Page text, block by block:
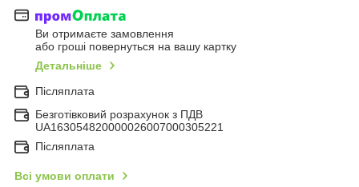
Ви отримаєте замовлення
або гроші повернуться на вашу картку
Детальніше
Післяплата
Безготівковий розрахунок з ПДВ
UA163054820000026007000305221
Післяплата
Всі умови оплати